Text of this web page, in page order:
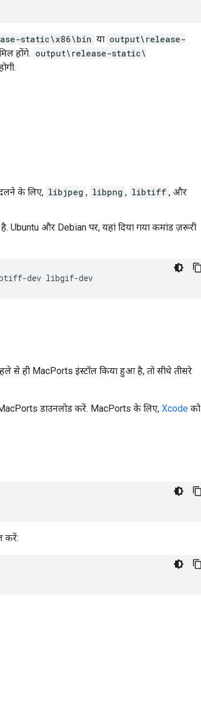
static\x86\bin या output\release-
होंगे. output\release-static\
के लिए, libjpeg , libpng , libtiff , और
और Debian पर, यहां दिया गया कमांड ज़रूरी
dev
से ही MacPorts इंस्टॉल किया हुआ है, तो सीधे तीसरे
डाउनलोड करें. MacPorts के लिए, Xcode को
करें: